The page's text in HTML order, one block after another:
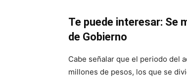
Te puede interesar: Se
de Gobierno
Cabe señalar que el periodo del
millones de pesos, los que se